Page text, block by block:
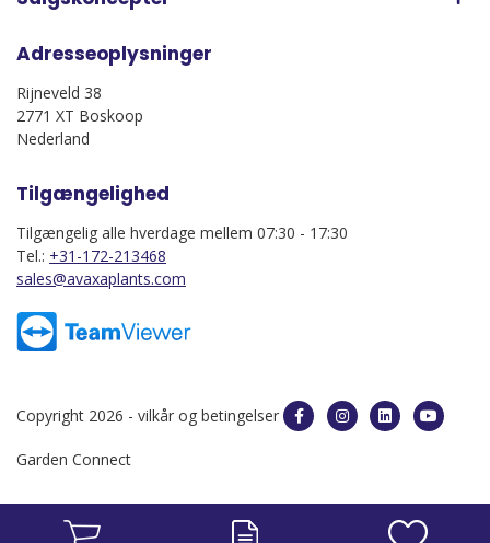
Adresseoplysninger
Rijneveld 38
2771 XT Boskoop
Nederland
Tilgængelighed
Tilgængelig alle hverdage mellem 07:30 - 17:30
Tel.: +31-172-213468
sales@avaxaplants.com
Copyright 2026 - vilkår og betingelser
Garden Connect